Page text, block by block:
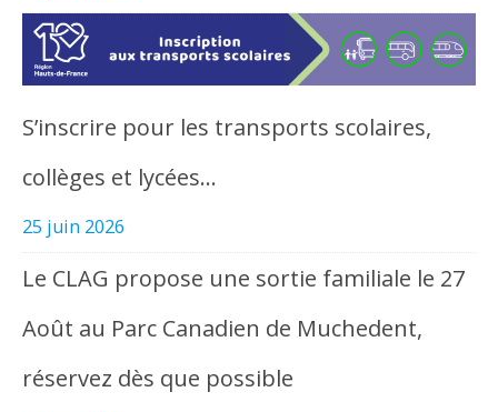
S’inscrire pour les transports scolaires,
collèges et lycées…
25 juin 2026
Le CLAG propose une sortie familiale le 27
Août au Parc Canadien de Muchedent,
réservez dès que possible